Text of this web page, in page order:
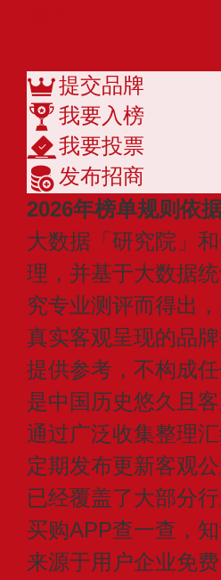
提交品牌
我要入榜
我要投票
发布招商
2026年榜单规则依据
大数据「研究院」
理，并基于大数据
究专业测评而得出
真实客观呈现的品
提供参考，不构成
是中国历史悠久且
通过广泛收集整理
定期发布更新客观
已经覆盖了大部分
买购APP查一查，
来源于用户企业免